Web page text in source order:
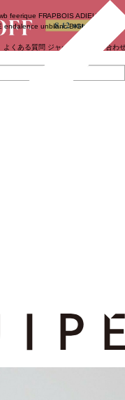
feerique FRAPBOIS ADIEU
endalence unbilanc BIGI online store
よくある質問 ジャーナル お問い合わ